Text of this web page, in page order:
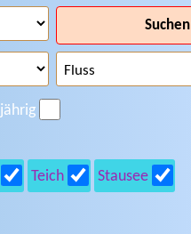
Suchen
Teich Stausee